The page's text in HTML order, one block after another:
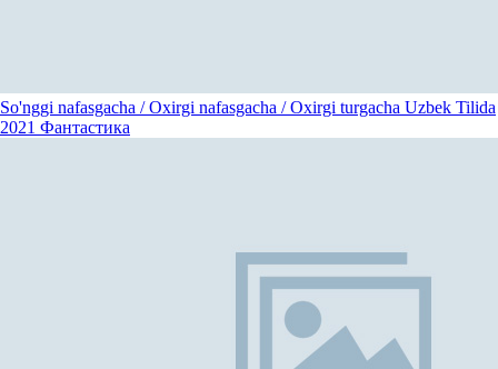
So'nggi nafasgacha / Oxirgi nafasgacha / Oxirgi turgacha Uzbek Tilida
2021 Фантастика